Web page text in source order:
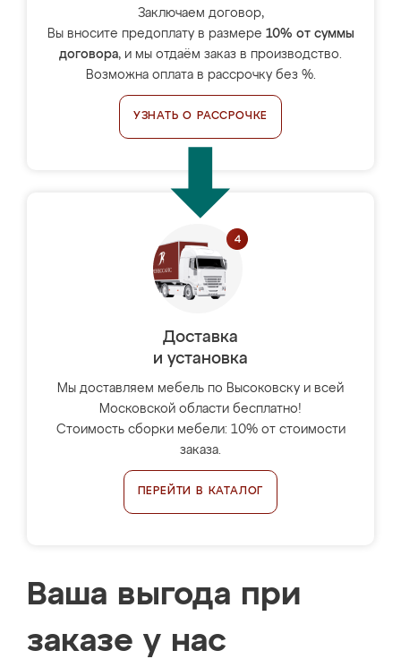
Заключаем договор,
Вы вносите предоплату в размере 10% от суммы
договора, и мы отдаём заказ в производство.
Возможна оплата в рассрочку без %.
УЗНАТЬ О РАССРОЧКЕ
Доставка
и установка
Мы доставляем мебель по Высоковску и всей
Московской области бесплатно!
Стоимость сборки мебели: 10% от стоимости
заказа.
ПЕРЕЙТИ В КАТАЛОГ
Ваша выгода при
заказе у нас